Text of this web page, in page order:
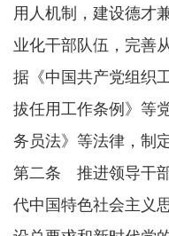
用人机制，建设德才
业化干部队伍，完善
据《中国共产党组织
拔任用工作条例》等
务员法》等法律，制
第二条 推进领导干
代中国特色社会主义